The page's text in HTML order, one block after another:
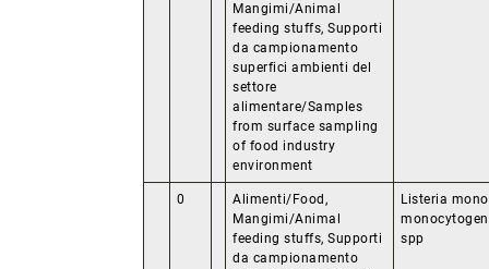
Mangimi/Animal
feeding stuffs, Supporti
da campionamento
superfici ambienti del
settore
alimentare/Samples
from surface sampling
of food industry
environment
0
Alimenti/Food,
Mangimi/Animal
feeding stuffs, Supporti
da campionamento
Listeria
spp